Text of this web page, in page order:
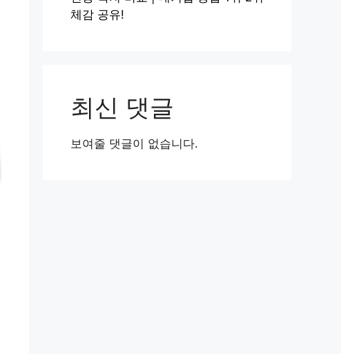
체감 공유!
최신 댓글
보여줄 댓글이 없습니다.